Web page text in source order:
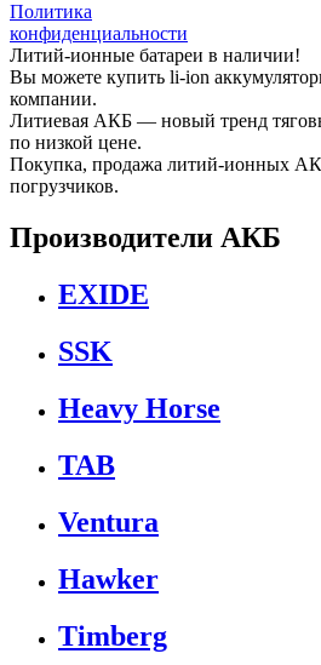
Политика
конфиденциальности
Литий-ионные батареи в наличии!
Вы можете купить li-ion
компании.
Литиевая АКБ — новый тренд
по низкой цене.
Покупка, продажа литий-ионных
погрузчиков.
Производители АКБ
EXIDE
SSK
Heavy Horse
TAB
Ventura
Hawker
Timberg